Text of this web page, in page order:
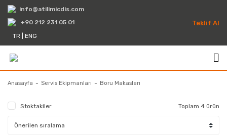
info@atilimicdis.com
+90 212 231 05 01
TR
ENG
Teklif Al
Anasayfa Servis Ekipmanları Boru Makasları
Stoktakiler Toplam 4 ürün